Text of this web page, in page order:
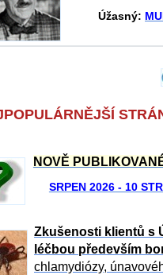
Úžasný:
NOVĚ
SRPEN 2026 - 10
Zkušenosti klientů s
léčbou především
chlamydiózy,